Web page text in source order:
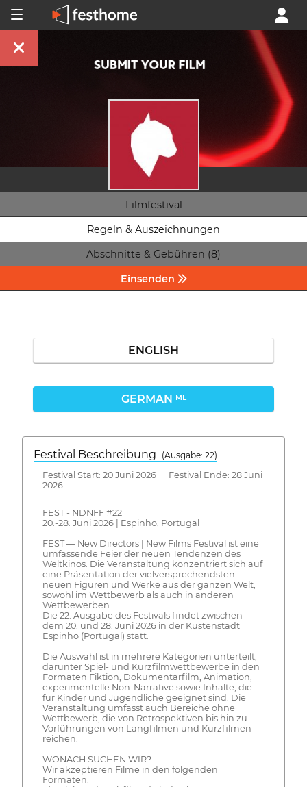
Filmfestival
Regeln & Auszeichnungen
Abschnitte & Gebühren (8)
Einsenden
ENGLISH
GERMAN ML
Festival Beschreibung
(Ausgabe: 22)
Festival Start: 20 Juni 2026 Festival Ende: 28 Juni
2026
FEST - NDNFF #22
20.-28. Juni 2026 | Espinho, Portugal
FEST — New Directors | New Films Festival ist eine
umfassende Feier der neuen Tendenzen des
Weltkinos. Die Veranstaltung konzentriert sich auf
eine Präsentation der vielversprechendsten
neuen Figuren und Werke aus der ganzen Welt,
sowohl im Wettbewerb als auch in anderen
Wettbewerben.
Die 22. Ausgabe des Festivals findet zwischen
dem 20. und 28. Juni 2026 in der Küstenstadt
Espinho (Portugal) statt.
Die Auswahl ist in mehrere Kategorien unterteilt,
darunter Spiel- und Kurzfilmwettbewerbe in den
Formaten Fiktion, Dokumentarfilm, Animation,
experimentelle Non-Narrative sowie Inhalte, die
für Kinder und Jugendliche geeignet sind. Die
Veranstaltung umfasst auch Bereiche ohne
Wettbewerb, die von Retrospektiven bis hin zu
Vorführungen von Langfilmen und Kurzfilmen
reichen.
WONACH SUCHEN WIR?
Wir akzeptieren Filme in den folgenden
Formaten: